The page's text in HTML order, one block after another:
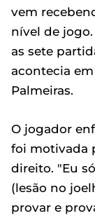
vem
nível de
as sete
acontecia
Palmeiras.
O jogador
foi motivada
direito. "Eu
(lesão no
provar e